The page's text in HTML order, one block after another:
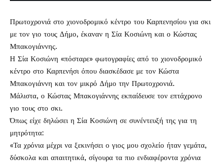
Πρωτοχρονιά στο χιονοδρομικό κέντρο του Καρπενησίου για σκι
με τον γιο τους Δήμο, έκαναν η Σία Κοσιώνη και ο Κώστας
Μπακογιάννης.
Η Σία Κοσιώνη «πόσταρε» φωτογραφίες από το χιονοδρομικό
κέντρο στο Καρπενήσι όπου διασκέδασε με τον Κώστα
Μπακογιάννη και τον μικρό Δήμο την Πρωτοχρονιά.
Μάλιστα, ο Κώστας Μπακογιάννης εκπαίδευσε τον επτάχρονο
γιο τους στο σκι.
Όπως είχε δηλώσει η Σία Κοσιώνη σε συνέντευξή της για τη
μητρότητα:
«Τα χρόνια μέχρι να ξεκινήσει ο γιος μου σχολείο ήταν γεμάτα,
δύσκολα και απαιτητικά, σίγουρα τα πιο ενδιαφέροντα χρόνια